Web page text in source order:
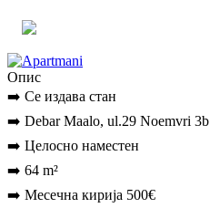
Опис
➡️ Се издава стан
➡️ Debar Maalo, ul.29 Noemvri 3b
➡️ Целосно наместен
➡️ 64 m²
➡️ Месечна кирија 500€